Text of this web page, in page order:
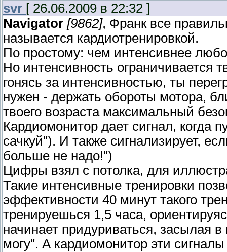
svr [ 26.06.2009 в 22:32 ]
Navigator [9862], Франк все
называется кардиотренировкой.
По простому: чем интенсивнее
Но интенсивность ограничивается
гонясь за интенсивностью, ты
нужен - держать обороты мотора,
твоего возраста максимальный
Кардиомонитор дает сигнал, когда
сачкуй"). И также сигнализирует,
больше не надо!")
Цифры взял с потолка, для
Такие интенсивные тренировки
эффективности 40 минут такого
тренируешься 1,5 часа,
начинает придуриваться, засылая
могу". А кардиомонитор эти